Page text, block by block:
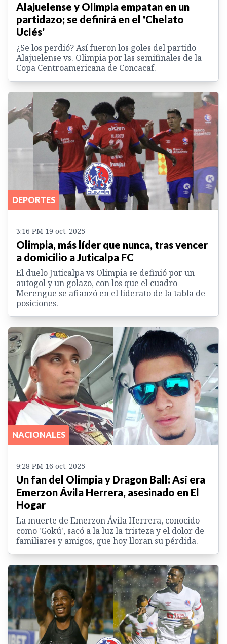
Alajuelense y Olimpia empatan en un
partidazo; se definirá en el 'Chelato
Uclés'
¿Se los perdió? Así fueron los goles del partido
Alajuelense vs. Olimpia por las semifinales de la
Copa Centroamericana de Concacaf.
DEPORTES
3:16 PM 19 oct. 2025
Olimpia, más líder que nunca, tras vencer
a domicilio a Juticalpa FC
El duelo Juticalpa vs Olimpia se definió por un
autogol y un golazo, con los que el cuadro
Merengue se afianzó en el liderato de la tabla de
posiciones.
NACIONALES
9:28 PM 16 oct. 2025
Un fan del Olimpia y Dragon Ball: Así era
Emerzon Ávila Herrera, asesinado en El
Hogar
La muerte de Emerzon Ávila Herrera, conocido
como 'Gokú', sacó a la luz la tristeza y el dolor de
familiares y amigos, que hoy lloran su pérdida.